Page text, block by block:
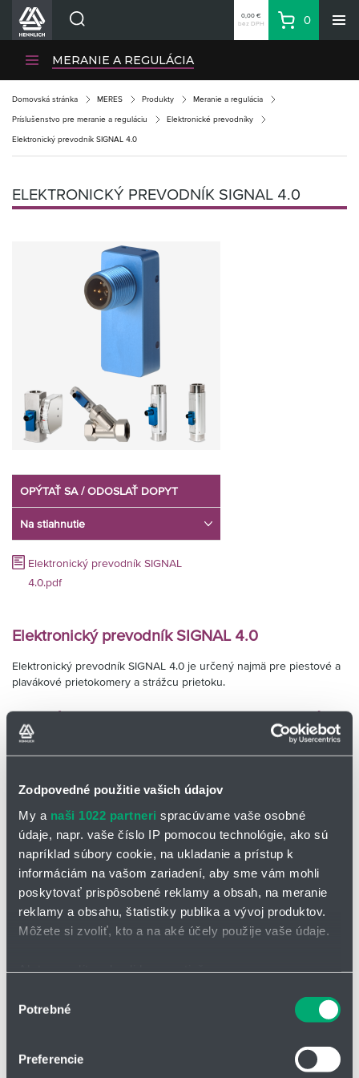
Zodpovedné použitie vašich údajov
My a naši 1022 partneri spracúvame vaše osobné
údaje, napr. vaše číslo IP pomocou technológie, ako sú
napríklad súbory cookie, na ukladanie a prístup k
informáciám na vašom zariadení, aby sme vám mohli
poskytovať prispôsobené reklamy a obsah, na meranie
reklamy a obsahu, štatistiky publika a vývoj produktov.
Môžete si zvoliť, kto a na aké účely použije vaše údaje.
polohe s presnosťou na niekoľko metrov
Viac informácií o tom, ako sa spracúvajú vaše osobné
súhlasu
Potrebné
Preferencie
Divízie HENNLICH
Kariéra
Kontakty
Priemyselný park HENNLICH
Nákupný zoznam
Zone
0,00 €
bez DPH
Košík
0
MERANIE A REGULÁCIA
Domovská stránka MERES Produkty Meranie a regulácia
Príslušenstvo pre meranie a reguláciu Elektronické prevodníky
Elektronický prevodník SIGNAL 4.0
ELEKTRONICKÝ PREVODNÍK SIGNAL 4.0
OPÝTAŤ SA / ODOSLAŤ DOPYT
Na stiahnutie
Elektronický prevodník SIGNAL
4.0.pdf
Elektronický prevodník SIGNAL 4.0
Elektronický prevodník SIGNAL 4.0 je určený najmä pre piestové a
plavákové prietokomery a strážcu prietoku.
Hlavné prednosti a charakteristiky prevodníka
SIGNAL 4.0
V
pomocou hallového senzora je detekovaná pozícia
magnetického plaváku/piestu
presnosť: +/- 10 % z koncovej hodnoty
prevádzková teplota: -20 až +70 °C
puzdro: modro eloxovaný hliník
krytie: IP 67
konektor M12x1, 5 pólový
Elektronický prevodník SIGNAL 4.0 je
DKM